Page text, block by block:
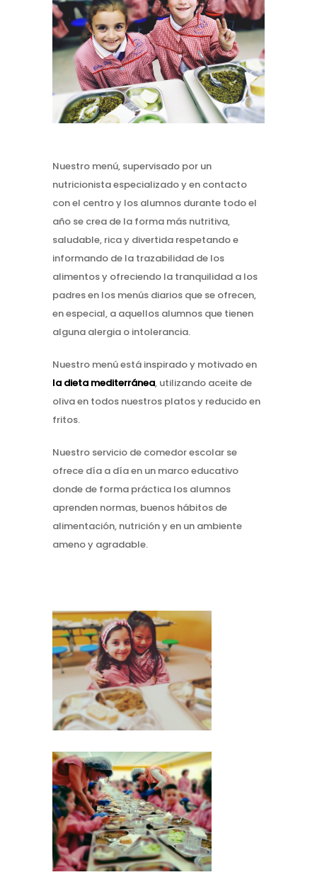
Nuestro menú, supervisado por un
nutricionista especializado y en contacto
con el centro y los alumnos durante todo el
año se crea de la forma más nutritiva,
saludable, rica y divertida respetando e
informando de la trazabilidad de los
alimentos y ofreciendo la tranquilidad a los
padres en los menús diarios que se ofrecen,
en especial, a aquellos alumnos que tienen
alguna alergia o intolerancia.
Nuestro menú está inspirado y motivado en
la dieta mediterránea, utilizando aceite de
oliva en todos nuestros platos y reducido en
fritos.
Nuestro servicio de comedor escolar se
ofrece día a día en un marco educativo
donde de forma práctica los alumnos
aprenden normas, buenos hábitos de
alimentación, nutrición y en un ambiente
ameno y agradable.